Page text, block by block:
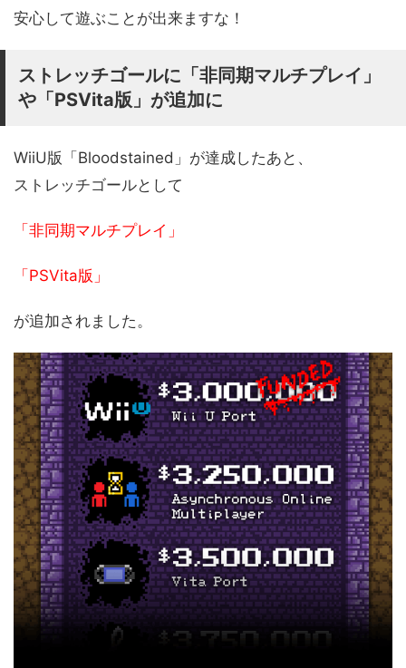
安心して遊ぶことが出来ますな！
ストレッチゴールに「非同期マルチプレイ」
や「PSVita版」が追加に
WiiU版「Bloodstained」が達成したあと、
ストレッチゴールとして
「非同期マルチプレイ」
「PSVita版」
が追加されました。